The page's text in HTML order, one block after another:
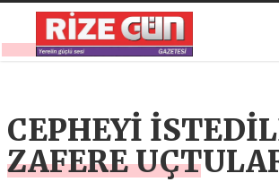
CEPHEYİ
ZAFERE